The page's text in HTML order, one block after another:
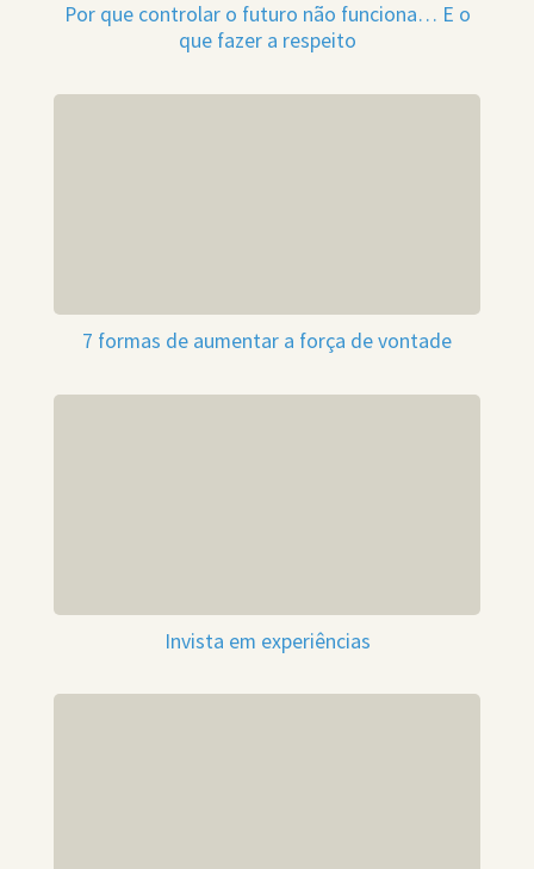
Por que controlar o futuro não funciona… E o
que fazer a respeito
7 formas de aumentar a força de vontade
Invista em experiências